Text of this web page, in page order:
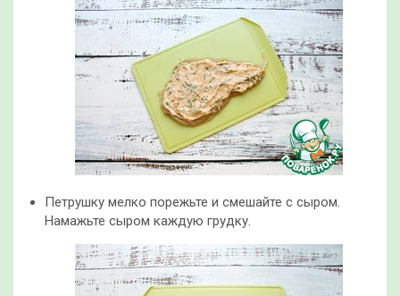
Петрушку мелко порежьте и смешайте с сыром.
Намажьте сыром каждую грудку.